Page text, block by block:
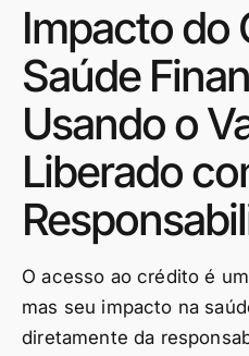
Impacto do
Saúde
Usando o
Liberado
O acesso ao crédito é
mas seu impacto na
diretamente da